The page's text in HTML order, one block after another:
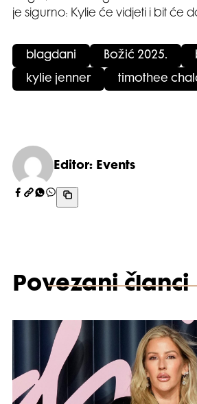
je sigurno: Kylie će vidjeti i bit će
blagdani Božić 2025.
kylie jenner timothee
Editor: Events
Povezani članci